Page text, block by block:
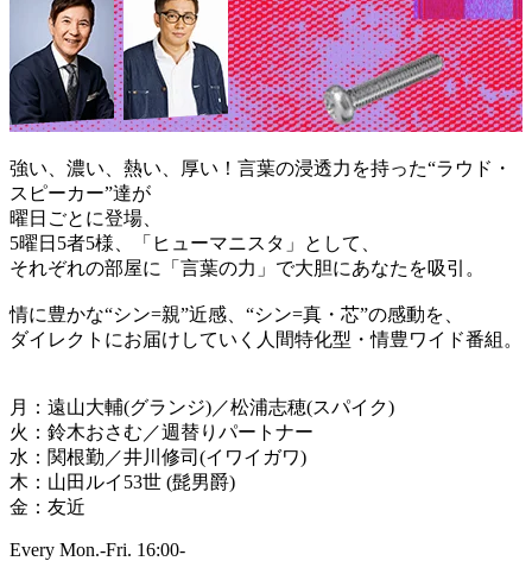
強い、濃い、熱い、厚い！言葉の浸透力を持った“ラウド・
スピーカー”達が
曜日ごとに登場、
5曜日5者5様、「ヒューマニスタ」として、
それぞれの部屋に「言葉の力」で大胆にあなたを吸引。
情に豊かな“シン=親”近感、“シン=真・芯”の感動を、
ダイレクトにお届けしていく人間特化型・情豊ワイド番組。
月：遠山大輔(グランジ)／松浦志穂(スパイク)
火：鈴木おさむ／週替りパートナー
水：関根勤／井川修司(イワイガワ)
木：山田ルイ53世 (髭男爵)
金：友近
Every Mon.-Fri. 16:00-